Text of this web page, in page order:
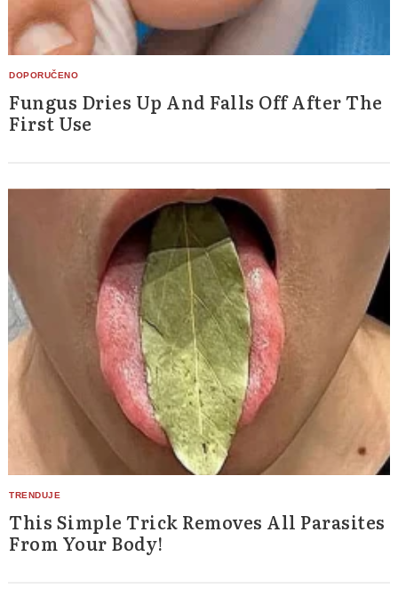
Fungus Dries Up And Falls Off After The
First Use
This Simple Trick Removes All Parasites
From Your Body!